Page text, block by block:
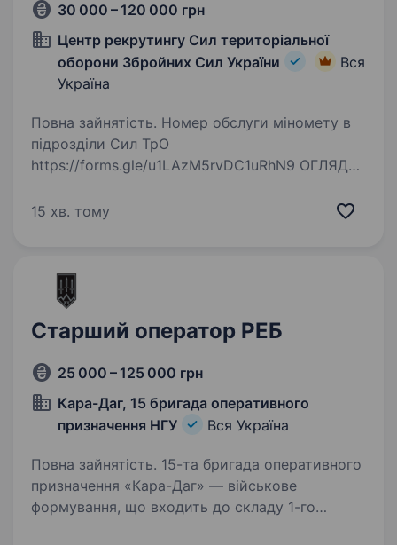
30 000 – 120 000 грн
Центр рекрутингу Сил територіальної
оборони Збройних Сил України
Вся
Україна
Повна зайнятість. Номер обслуги міномету в
підрозділи Сил ТрО
https://forms.gle/u1LAzM5rvDC1uRhN9 ОГЛЯД
військ, нищать ворога від початку
15 хв. тому
Старший оператор РЕБ
25 000 – 125 000 грн
Кара-Даг, 15 бригада оперативного
призначення НГУ
Вся Україна
Повна зайнятість. 15-та бригада оперативного
призначення «Кара-Даг» — військове
формування, що входить до складу 1-го